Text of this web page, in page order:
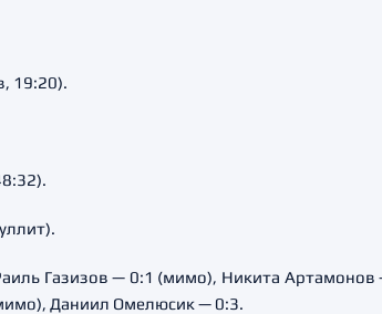
19:20).
Газизов — 0:1 (мимо), Никита
Даниил Омелюсик — 0:3.